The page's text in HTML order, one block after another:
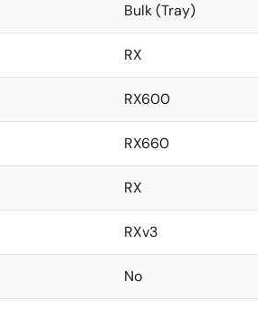
Bulk (Tray)
RX
RX600
RX660
RX
RXv3
No